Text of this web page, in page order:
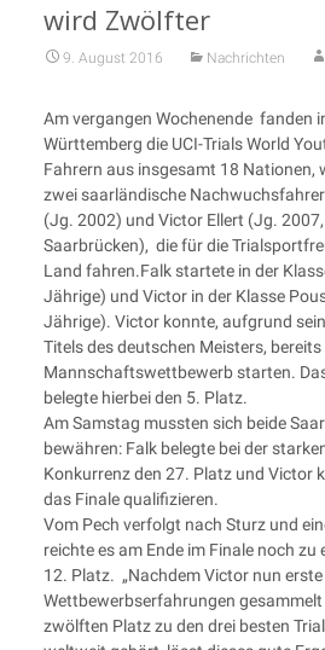
wird Zwölfter
9. August 2016 Nachrichten
Am vergangen Wochenende fanden
Württemberg die UCI-Trials World
Fahrern aus insgesamt 18 Nationen,
zwei saarländische
(Jg. 2002) und Victor Ellert (Jg.
Saarbrücken), die für die
Land fahren.Falk startete in der
Jährige) und Victor in der Klasse
Jährige). Victor konnte, aufgrund
Titels des deutschen Meisters,
Mannschaftswettbewerb starten.
belegte hierbei den 5. Platz.
Am Samstag mussten sich beide
bewähren: Falk belegte bei der
Konkurrenz den 27. Platz und Victor
das Finale qualifizieren.
Vom Pech verfolgt nach Sturz und
reichte es am Ende im Finale noch zu
12. Platz. „Nachdem Victor nun
Wettbewerbserfahrungen
zwölften Platz zu den drei besten